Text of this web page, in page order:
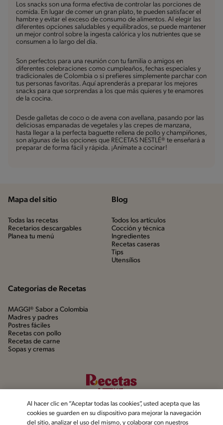
Los snacks son una forma efectiva de controlar las porciones de
comida. En lugar de comer un gran plato, te pueden satisfacer el
hambre y evitar el exceso de consumo de alimentos. Al elegir las
diferentes opciones saludables y equilibrados, se puede mantener
un mejor control sobre la ingesta calórica y los nutrientes que se
consumen a lo largo del día.
Son perfectos para una reunión con tu familia o amigos en
diferentes celebraciones como cumpleaños, fechas especiales y
tradicionales de Colombia o si prefieres simplemente parchar con
tus personas favoritas. Aquí aprenderás a preparar los mejores
snacks para que sorprendas a los que más quieres y te enamores
de la cocina.
Desde galletas de coco o de avena con avellana, pasando por las
deliciosas empanadas de vegetales y las crepes de manzana,
hasta llegar a la perfecta baguette rellena de pollo y champiñones,
son algunas de las opciones que RECETAS NESTLÉ® te enseñará a
preparar de forma fácil y rápida. ¡Anímate a cocinar!
Mapa del sitio
Todas las recetas
Recetarios descargables
Planea tu menú
Blog
Todos los artículos
Cocción y técnica
Ingredientes
Recetas caseras
Tips
Utensílios
Categorias de Recetas
MAGGI® Sabor a Colombia
Madres y padres
Postres fáciles
Recetas con pollo
Recetas de carne
Sopas y cremas
Al hacer clic en “Aceptar todas las cookies”, usted acepta que las
cookies se guarden en su dispositivo para mejorar la navegación
del sitio, analizar el uso del mismo, y colaborar con nuestros